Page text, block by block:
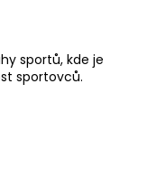
sportů, kde je
sportovců.